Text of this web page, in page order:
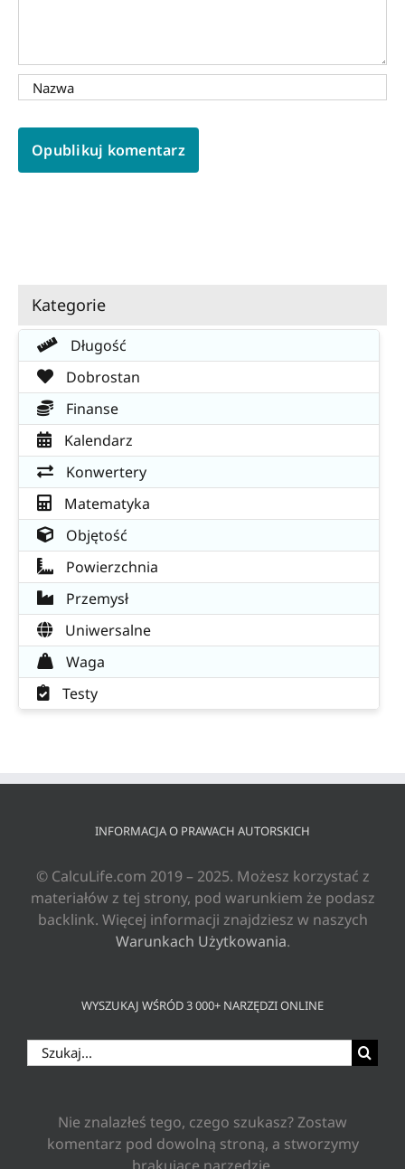
Kategorie
Długość
Dobrostan
Finanse
Kalendarz
Konwertery
Matematyka
Objętość
Powierzchnia
Przemysł
Uniwersalne
Waga
Testy
INFORMACJA O PRAWACH AUTORSKICH
© CalcuLife.com 2019 – 2025. Możesz korzystać z
materiałów z tej strony, pod warunkiem że podasz
backlink. Więcej informacji znajdziesz w naszych
Warunkach Użytkowania.
WYSZUKAJ WŚRÓD 3 000+ NARZĘDZI ONLINE
Szukaj
Nie znalazłeś tego, czego szukasz? Zostaw
komentarz pod dowolną stroną, a stworzymy
brakujące narzędzie.